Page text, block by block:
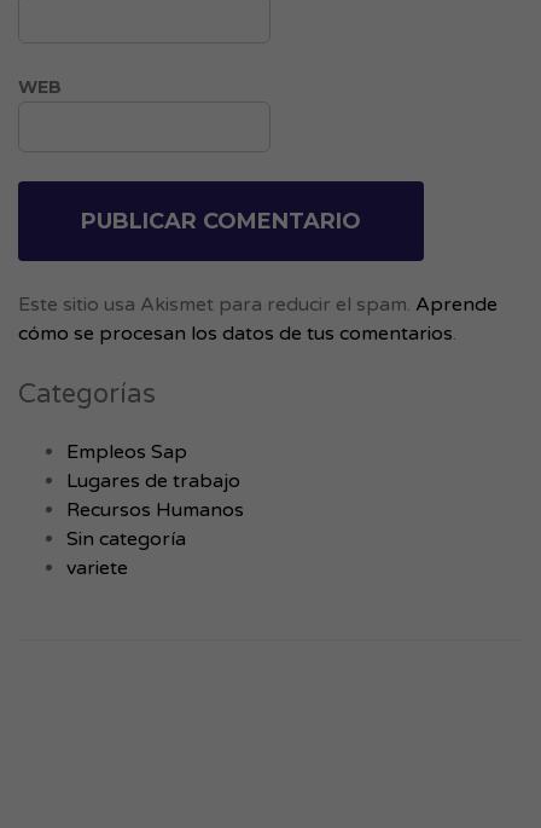
WEB
Este sitio usa Akismet para reducir el spam. Aprende
cómo se procesan los datos de tus comentarios.
Categorías
Empleos Sap
Lugares de trabajo
Recursos Humanos
Sin categoría
variete